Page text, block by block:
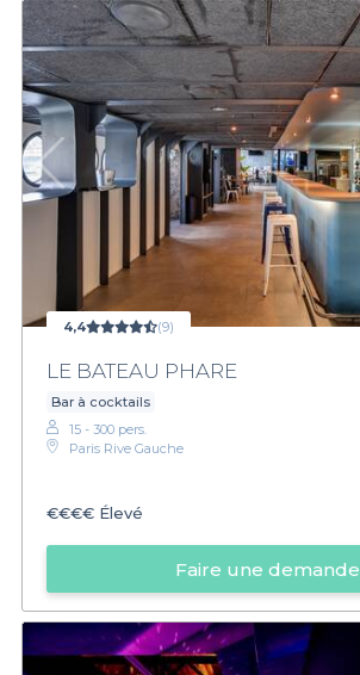
4,4 (9)
LE BATEAU PHARE
Bar à cocktails
15 - 300 pers.
Paris Rive Gauche
€€€€ Élevé
Faire une demande